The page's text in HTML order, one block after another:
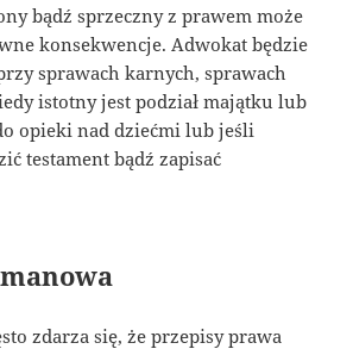
bądź sprzeczny z prawem może
konsekwencje. Adwokat będzie
sprawach karnych, sprawach
istotny jest podział majątku lub
opieki nad dziećmi lub jeśli
testament bądź zapisać
zdarza się, że przepisy prawa